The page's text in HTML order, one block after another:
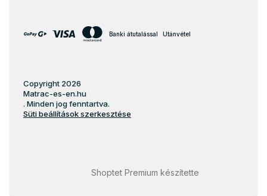
Banki átutalással Utánvétel
Shoptet Premium készítette
Copyright 2026
Matrac-es-en.hu
. Minden jog fenntartva.
Süti beállítások szerkesztése